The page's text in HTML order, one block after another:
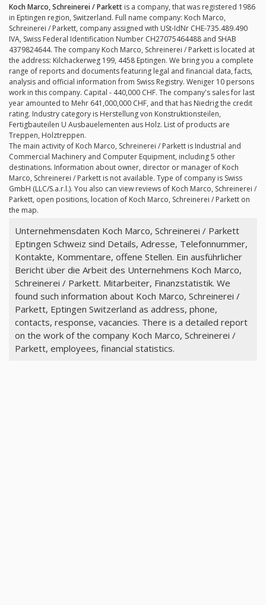
Koch Marco, Schreinerei / Parkett is a company, that was registered 1986
in Eptingen region, Switzerland. Full name company: Koch Marco,
Schreinerei / Parkett, company assigned with USt-IdNr CHE-735.489.490
IVA, Swiss Federal Identification Number CH27075464488 and SHAB
4379824644. The company Koch Marco, Schreinerei / Parkett is located at
the address: Kilchackerweg 199, 4458 Eptingen. We bring you a complete
range of reports and documents featuring legal and financial data, facts,
analysis and official information from Swiss Registry. Weniger 10 persons
work in this company. Capital - 440,000 CHF. The company's sales for last
year amounted to Mehr 641,000,000 CHF, and that has Niedrig the credit
rating. Industry category is Herstellung von Konstruktionsteilen,
Fertigbauteilen U Ausbauelementen aus Holz. List of products are
Treppen, Holztreppen.
The main activity of Koch Marco, Schreinerei / Parkett is Industrial and
Commercial Machinery and Computer Equipment, including 5 other
destinations. Information about owner, director or manager of Koch
Marco, Schreinerei / Parkett is not available. Type of company is Swiss
GmbH (LLC/S.a.r.l.). You also can view reviews of Koch Marco, Schreinerei /
Parkett, open positions, location of Koch Marco, Schreinerei / Parkett on
the map.
Unternehmensdaten Koch Marco, Schreinerei / Parkett
Eptingen Schweiz sind Details, Adresse, Telefonnummer,
Kontakte, Kommentare, offene Stellen. Ein ausführlicher
Bericht über die Arbeit des Unternehmens Koch Marco,
Schreinerei / Parkett. Mitarbeiter, Finanzstatistik. We
found such information about Koch Marco, Schreinerei /
Parkett, Eptingen Switzerland as address, phone,
contacts, response, vacancies. There is a detailed report
on the work of the company Koch Marco, Schreinerei /
Parkett, employees, financial statistics.